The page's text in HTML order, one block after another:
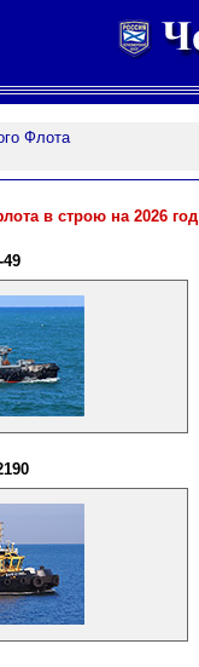
Флота
в строю на 2026 год